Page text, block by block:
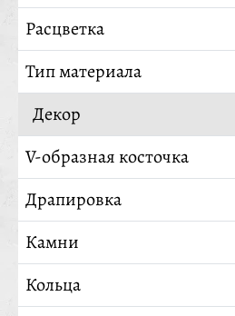
Расцветка
Тип материала
Декор
V-образная косточка
Драпировка
Камни
Кольца